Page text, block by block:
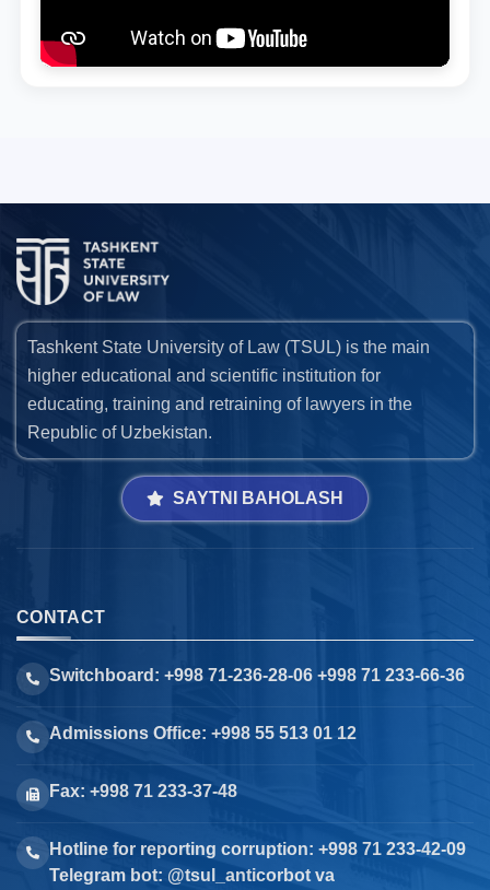
Tashkent State University of Law (TSUL) is the main
higher educational and scientific institution for
educating, training and retraining of lawyers in the
Republic of Uzbekistan.
SAYTNI BAHOLASH
CONTACT
Switchboard: +998 71-236-28-06 +998 71 233-66-36
Admissions Office: +998 55 513 01 12
Fax: +998 71 233-37-48
Hotline for reporting corruption: +998 71 233-42-09
Telegram bot: @tsul_anticorbot va